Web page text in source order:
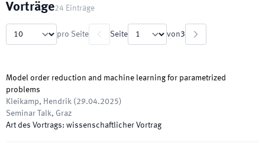
Vorträge24 Einträge
pro Seite Seite von3
Model order reduction and machine learning for parametrized
problems
Kleikamp, Hendrik ( 29.04.2025)
Seminar Talk, Graz
Art des Vortrags: wissenschaftlicher Vortrag